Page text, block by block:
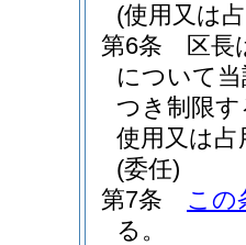
(使用又は
第6条
区長
について
つき制限
使用又は
(委任)
第7条
この
る。